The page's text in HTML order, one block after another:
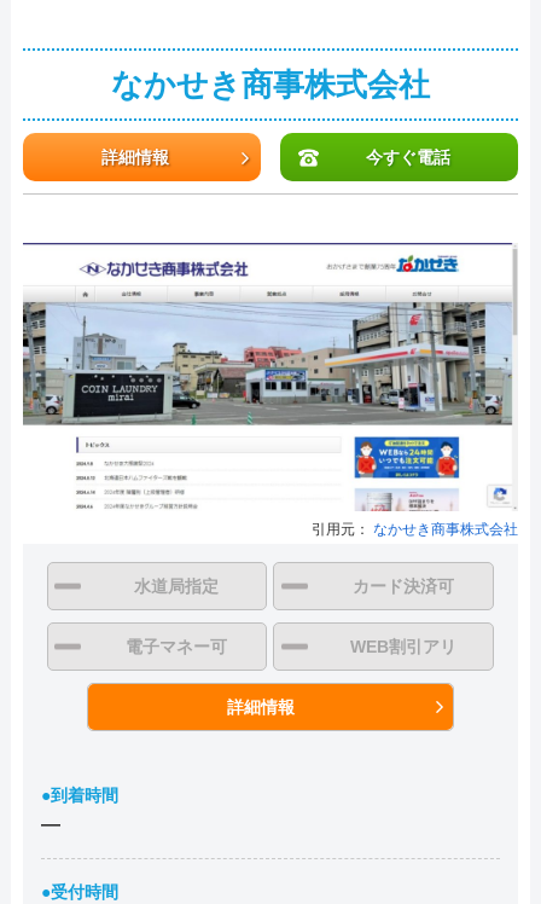
なかせき商事株式会社
詳細情報 今すぐ電話
引用元： なかせき商事株式会社
水道局指定 カード決済可
電子マネー可 WEB割引アリ
詳細情報
●到着時間
―
●受付時間